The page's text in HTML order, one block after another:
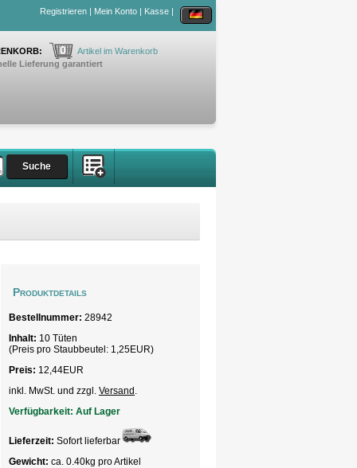
Registrieren | Mein Konto | Kasse |
0
Artikel im Warenkorb
Lieferung garantiert
Produktdetails
Bestellnummer: 28942
Inhalt: 10 Tüten
(Preis pro Staubbeutel: 1,25EUR)
Preis: 12,44EUR
inkl. MwSt. und zzgl. Versand
Verfügbarkeit: Auf Lager
Lieferzeit: Sofort lieferbar
Gewicht: ca. 0.40kg pro Artikel